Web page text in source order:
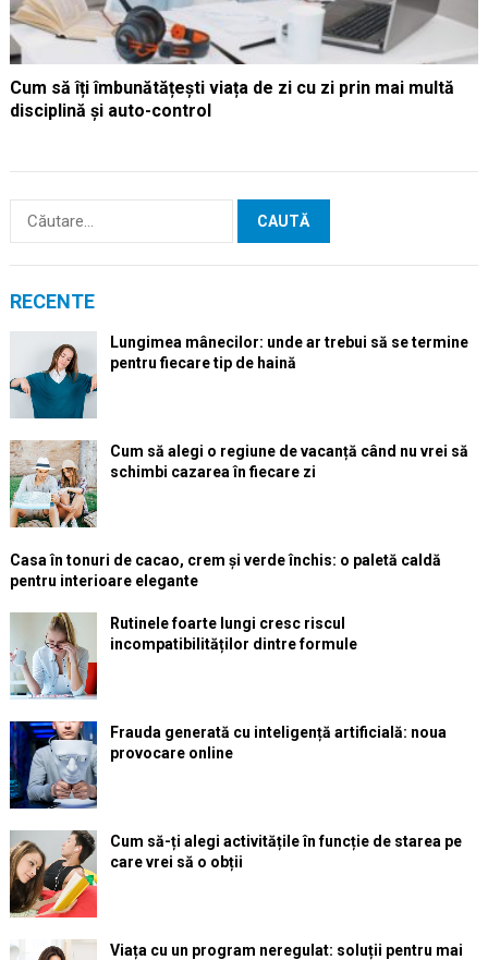
Cum să îți îmbunătățești viața de zi cu zi prin mai multă
disciplină și auto-control
Caută
RECENTE
Lungimea mânecilor: unde ar trebui să se termine
pentru fiecare tip de haină
Cum să alegi o regiune de vacanță când nu vrei să
schimbi cazarea în fiecare zi
Casa în tonuri de cacao, crem și verde închis: o paletă caldă
pentru interioare elegante
Rutinele foarte lungi cresc riscul
incompatibilităților dintre formule
Frauda generată cu inteligență artificială: noua
provocare online
Cum să-ți alegi activitățile în funcție de starea pe
care vrei să o obții
Viața cu un program neregulat: soluții pentru mai